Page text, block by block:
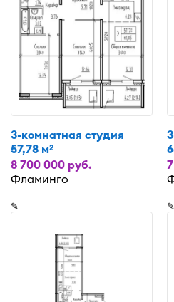
3-комнатная студия
57,78 м2
8 700 000 руб.
Фламинго
✎ ✎